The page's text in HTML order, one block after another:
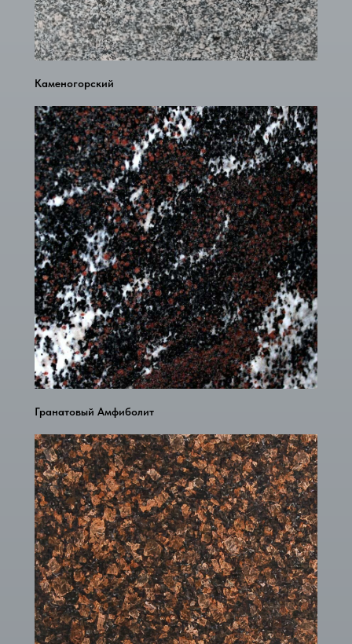
Каменогорский
Гранатовый Амфиболит